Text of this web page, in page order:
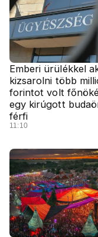
Emberi ürülékkel
kizsarolni több
forintot volt
egy kirúgott
férfi
11:10